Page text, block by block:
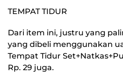
TEMPAT TIDUR
Dari item ini, justru yang
yang dibeli menggunakan
Tempat Tidur
Rp. 29 juga.